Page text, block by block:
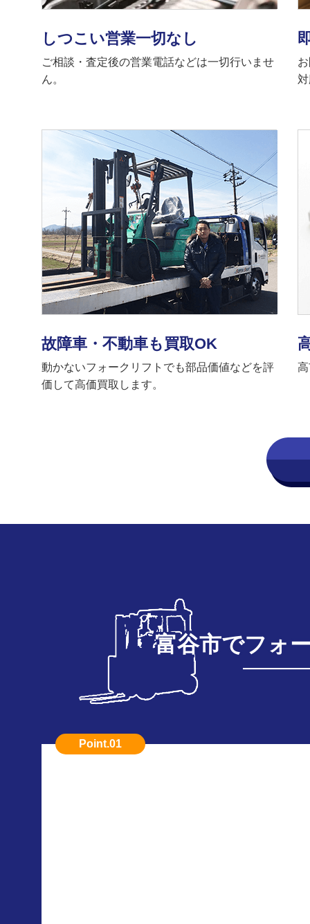
しつこい営業一切なし
ご相談・査定後の営業電話などは一切行いませ
ん。
故障車・不動車も買取OK
動かないフォークリフトでも部品価値などを評
価して高価買取します。
富谷市でフォ